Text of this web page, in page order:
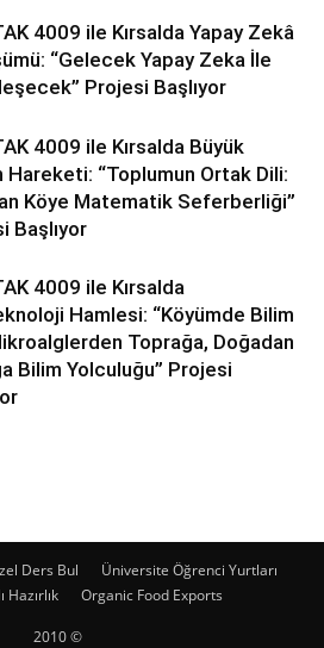
4009 ile Kırsalda Yapay Zekâ
“Gelecek Yapay Zeka İle
Projesi Başlıyor
4009 ile Kırsalda Büyük
Hareketi: “Toplumun Ortak Dili:
Köye Matematik Seferberliği”
Başlıyor
4009 ile Kırsalda
Hamlesi: “Köyümde Bilim
Toprağa, Doğadan
Bilim Yolculuğu” Projesi
Ders Bul
Üniversite Öğrenci Yurtları
Hazırlık Organic Food Exports
2010 ©